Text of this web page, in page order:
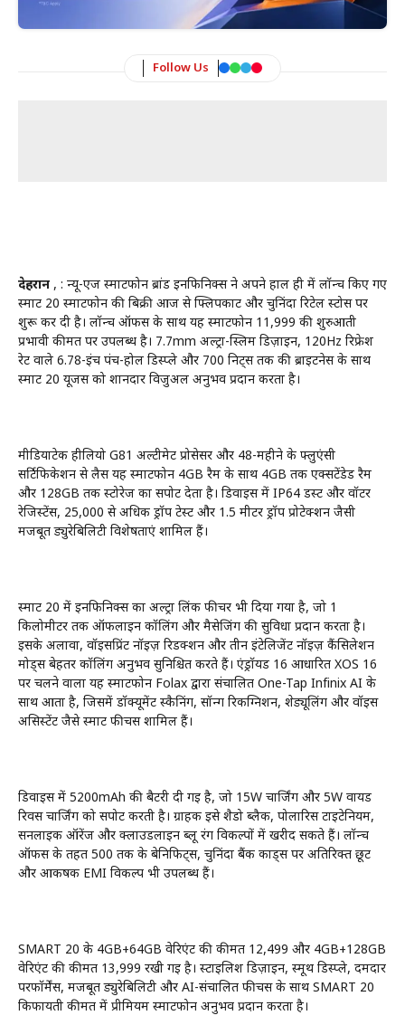
Follow Us
देहरादून , : न्यू-एज स्मार्टफोन ब्रांड इनफिनिक्स ने अपने हाल ही में लॉन्च किए गए
स्मार्ट 20 स्मार्टफोन की बिक्री आज से फ्लिपकार्ट और चुनिंदा रिटेल स्टोर्स पर
शुरू कर दी है। लॉन्च ऑफर्स के साथ यह स्मार्टफोन ₹11,999 की शुरुआती
प्रभावी कीमत पर उपलब्ध है। 7.7mm अल्ट्रा-स्लिम डिज़ाइन, 120Hz रिफ्रेश
रेट वाले 6.78-इंच पंच-होल डिस्प्ले और 700 निट्स तक की ब्राइटनेस के साथ
स्मार्ट 20 यूजर्स को शानदार विजुअल अनुभव प्रदान करता है।
मीडियाटेक हीलियो G81 अल्टीमेट प्रोसेसर और 48-महीने के फ्लुएंसी
सर्टिफिकेशन से लैस यह स्मार्टफोन 4GB रैम के साथ 4GB तक एक्सटेंडेड रैम
और 128GB तक स्टोरेज का सपोर्ट देता है। डिवाइस में IP64 डस्ट और वॉटर
रेजिस्टेंस, 25,000 से अधिक ड्रॉप टेस्ट और 1.5 मीटर ड्रॉप प्रोटेक्शन जैसी
मजबूत ड्युरेबिलिटी विशेषताएं शामिल हैं।
स्मार्ट 20 में इनफिनिक्स का अल्ट्रा लिंक फीचर भी दिया गया है, जो 1
किलोमीटर तक ऑफलाइन कॉलिंग और मैसेजिंग की सुविधा प्रदान करता है।
इसके अलावा, वॉइसप्रिंट नॉइज़ रिडक्शन और तीन इंटेलिजेंट नॉइज़ कैंसिलेशन
मोड्स बेहतर कॉलिंग अनुभव सुनिश्चित करते हैं। एंड्रॉयड 16 आधारित XOS 16
पर चलने वाला यह स्मार्टफोन Folax द्वारा संचालित One-Tap Infinix AI के
साथ आता है, जिसमें डॉक्यूमेंट स्कैनिंग, सॉन्ग रिकग्निशन, शेड्यूलिंग और वॉइस
असिस्टेंट जैसे स्मार्ट फीचर्स शामिल हैं।
डिवाइस में 5200mAh की बैटरी दी गई है, जो 15W चार्जिंग और 5W वायर्ड
रिवर्स चार्जिंग को सपोर्ट करती है। ग्राहक इसे शैडो ब्लैक, पोलारिस टाइटेनियम,
सनलाइक ऑरेंज और क्लाउडलाइन ब्लू रंग विकल्पों में खरीद सकते हैं। लॉन्च
ऑफर्स के तहत ₹500 तक के बेनिफिट्स, चुनिंदा बैंक कार्ड्स पर अतिरिक्त छूट
और आकर्षक EMI विकल्प भी उपलब्ध हैं।
SMART 20 के 4GB+64GB वेरिएंट की कीमत ₹12,499 और 4GB+128GB
वेरिएंट की कीमत ₹13,999 रखी गई है। स्टाइलिश डिज़ाइन, स्मूथ डिस्प्ले, दमदार
परफॉर्मेंस, मजबूत ड्युरेबिलिटी और AI-संचालित फीचर्स के साथ SMART 20
किफायती कीमत में प्रीमियम स्मार्टफोन अनुभव प्रदान करता है।